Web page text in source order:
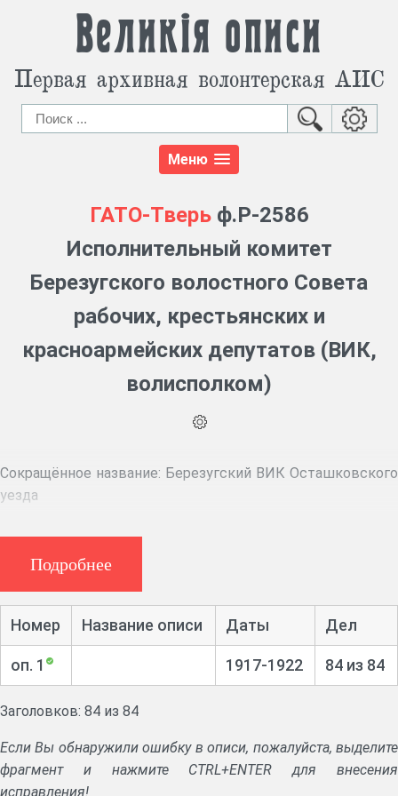
Великія описи
Первая архивная волонтерская АИС
Меню
ГАТО-Тверьф.Р-2586
Исполнительный комитет
Березугского волостного Совета
рабочих, крестьянских и
красноармейских депутатов (ВИК,
волисполком)
Сокращённое название: Березугский ВИК Осташковского
уезда
Историческая справка:
Исполнительные комитеты волостных Советов
(волисполкомы, ВИКи) организованы в августе-сентябре
1917 г. как исполнительные органы Советов
крестьянских депутатов. В декабре 1917 г. Советы
рабочих и солдатских депутатов, в апреле 1918 г.
переименованы в Советы рабочих, крестьянских и
красноармейских депутатов. В период между
волостными съездами Советов являлись высшими на
Подробнее
Номер Название описи Даты Дел
оп. 1 1917-1922 84 из 84
Заголовков: 84 из 84
Если Вы обнаружили ошибку в описи, пожалуйста, выделите
фрагмент и нажмите CTRL+ENTER для внесения
исправления!